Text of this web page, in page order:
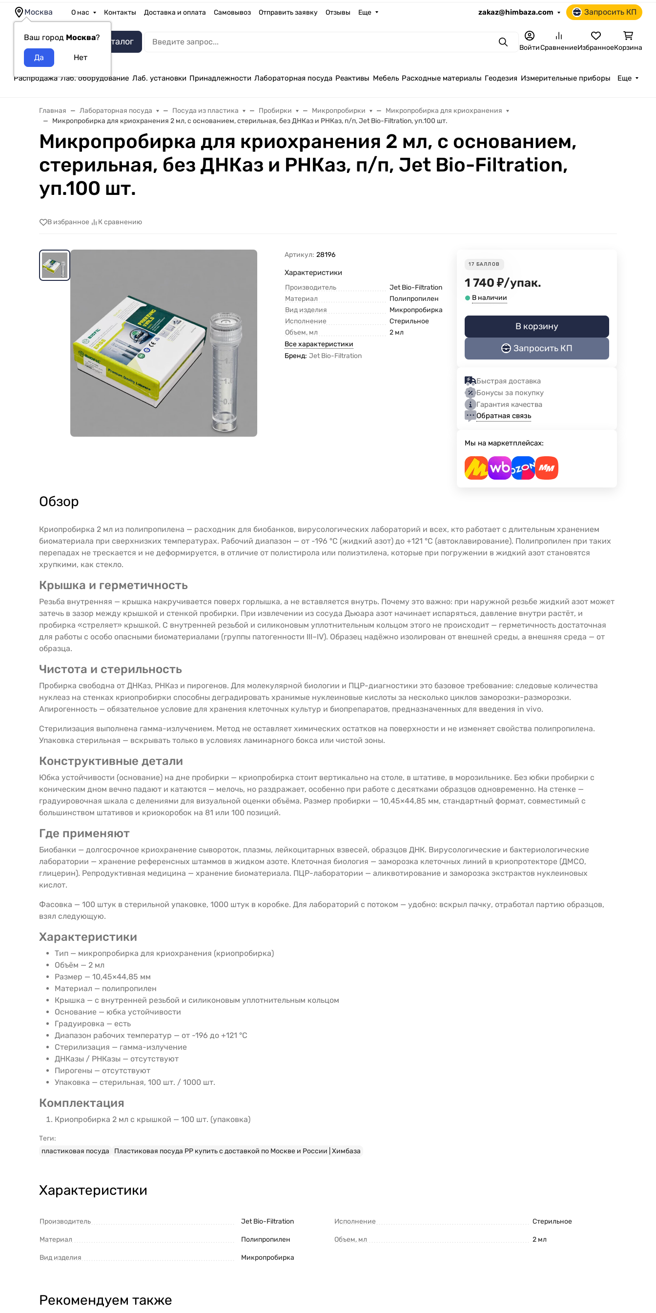
Москва
Ваш город Москва?
О нас Контакты Доставка и оплата Самовывоз Отправить заявку Отзывы Еще zakaz@himbaza.com Запросить КП
Каталог ПоискВойтиСравнениеИзбранноеКорзина
Распродажа Лаб. оборудование Лаб. установки Принадлежности Лабораторная посуда Реактивы Мебель Расходные материалы Геодезия Измерительные приборы Еще
Главная Лабораторная посуда Посуда из пластика Пробирки Микропробирки
Микропробирка для криохранения
Микропробирка для криохранения 2 мл, с основанием, стерильная, без ДНКаз и РНКаз, п/п, Jet Bio-Filtration, уп.100 шт.
Микропробирка для криохранения 2 мл, с основанием,
стерильная, без ДНКаз и РНКаз, п/п, Jet Bio-Filtration,
уп.100 шт.
В избранное К сравнению
Артикул: 28196
Характеристики
Производитель
Jet Bio-Filtration
Материал
Полипропилен
Вид изделия
Микропробирка
Исполнение
Стерильное
Объем, мл
2 мл
Все характеристики
Бренд: Jet Bio-Filtration
17 БАЛЛОВ
1 740 ₽/упак.
В наличии
В корзину
Запросить КП
Быстрая доставка
Бонусы за покупку
Гарантия качества
Обратная связь
Мы на маркетплейсах:
Обзор
Криопробирка 2 мл из полипропилена — расходник для биобанков, вирусологических лабораторий и всех, кто работает с длительным хранением
биоматериала при сверхнизких температурах. Рабочий диапазон — от -196 °C (жидкий азот) до +121 °C (автоклавирование). Полипропилен при таких
перепадах не трескается и не деформируется, в отличие от полистирола или полиэтилена, которые при погружении в жидкий азот становятся
хрупкими, как стекло.
Крышка и герметичность
Резьба внутренняя — крышка накручивается поверх горлышка, а не вставляется внутрь. Почему это важно: при наружной резьбе жидкий азот может
затечь в зазор между крышкой и стенкой пробирки. При извлечении из сосуда Дьюара азот начинает испаряться, давление внутри растёт, и
пробирка «стреляет» крышкой. С внутренней резьбой и силиконовым уплотнительным кольцом этого не происходит — герметичность достаточная
для работы с особо опасными биоматериалами (группы патогенности III–IV). Образец надёжно изолирован от внешней среды, а внешняя среда — от
образца.
Чистота и стерильность
Пробирка свободна от ДНКаз, РНКаз и пирогенов. Для молекулярной биологии и ПЦР-диагностики это базовое требование: следовые количества
нуклеаз на стенках криопробирки способны деградировать хранимые нуклеиновые кислоты за несколько циклов заморозки-разморозки.
Апирогенность — обязательное условие для хранения клеточных культур и биопрепаратов, предназначенных для введения in vivo.
Стерилизация выполнена гамма-излучением. Метод не оставляет химических остатков на поверхности и не изменяет свойства полипропилена.
Упаковка стерильная — вскрывать только в условиях ламинарного бокса или чистой зоны.
Конструктивные детали
Юбка устойчивости (основание) на дне пробирки — криопробирка стоит вертикально на столе, в штативе, в морозильнике. Без юбки пробирки с
коническим дном вечно падают и катаются — мелочь, но раздражает, особенно при работе с десятками образцов одновременно. На стенке —
градуировочная шкала с делениями для визуальной оценки объёма. Размер пробирки — 10,45×44,85 мм, стандартный формат, совместимый с
большинством штативов и криокоробок на 81 или 100 позиций.
Где применяют
Биобанки — долгосрочное криохранение сывороток, плазмы, лейкоцитарных взвесей, образцов ДНК. Вирусологические и бактериологические
лаборатории — хранение референсных штаммов в жидком азоте. Клеточная биология — заморозка клеточных линий в криопротекторе (ДМСО,
глицерин). Репродуктивная медицина — хранение биоматериала. ПЦР-лаборатории — аликвотирование и заморозка экстрактов нуклеиновых
кислот.
Фасовка — 100 штук в стерильной упаковке, 1000 штук в коробке. Для лабораторий с потоком — удобно: вскрыл пачку, отработал партию образцов,
взял следующую.
Характеристики
Тип — микропробирка для криохранения (криопробирка)
Объём — 2 мл
Размер — 10,45×44,85 мм
Материал — полипропилен
Крышка — с внутренней резьбой и силиконовым уплотнительным кольцом
Основание — юбка устойчивости
Градуировка — есть
Диапазон рабочих температур — от -196 до +121 °C
Стерилизация — гамма-излучение
ДНКазы / РНКазы — отсутствуют
Пирогены — отсутствуют
Упаковка — стерильная, 100 шт. / 1000 шт.
Комплектация
Криопробирка 2 мл с крышкой — 100 шт. (упаковка)
Теги:
пластиковая посуда
Пластиковая посуда PP купить с доставкой по Москве и России | Химбаза
Характеристики
Производитель Jet Bio-Filtration
Материал Полипропилен
Вид изделия Микропробирка
Исполнение Стерильное
Объем, мл 2 мл
Рекомендуем также